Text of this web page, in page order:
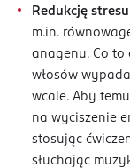
Redukcję stresu
m.in.
anagenu. Co to
włosów
wcale. Aby
na wyciszenie
stosując
słuchając